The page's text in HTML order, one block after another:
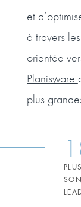
et
à travers
orientée
Planisware
plus